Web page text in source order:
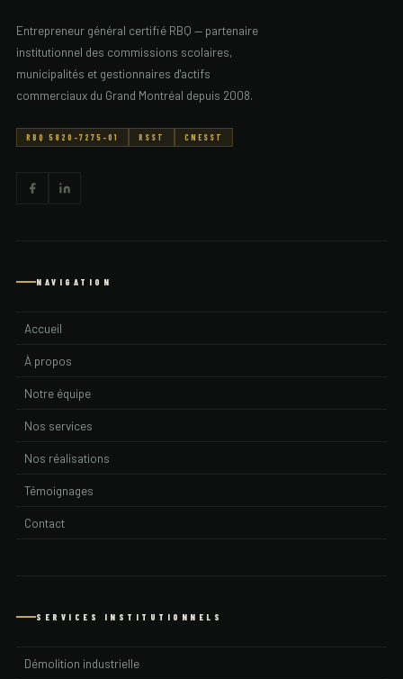
Ayers Cliff
Baie Comeau
Baie Johan Beetz
Entrepreneur général certifié RBQ — partenaire
institutionnel des commissions scolaires,
municipalités et gestionnaires d'actifs
commerciaux du Grand Montréal depuis 2008.
RBQ 5820-7275-01 RSST CNESST
NAVIGATION
Accueil
À propos
Notre équipe
Nos services
Nos réalisations
Témoignages
Contact
SERVICES INSTITUTIONNELS
Démolition industrielle